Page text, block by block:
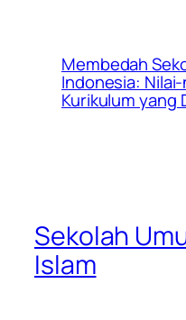
Membedah
Indonesia:
Kurikulum yang
Sekolah
Islam